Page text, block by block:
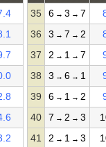
35 6 → 3 → 7
36
3 → 7 → 2
37
2 → 1 → 7
38
3 → 6 → 1
39
6 → 1 → 2
40
7 → 2 → 3
41
2 → 1 → 3